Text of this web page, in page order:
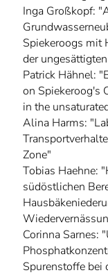
Inga Großkopf:
Spiekeroogs mit
der
Patrick Hähnel:
on Spiekeroog's
in the
Alina Harms:
Zone"
Tobias Haehne:
südöstlichen
Corinna Sarnes:
Spurenstoffe bei